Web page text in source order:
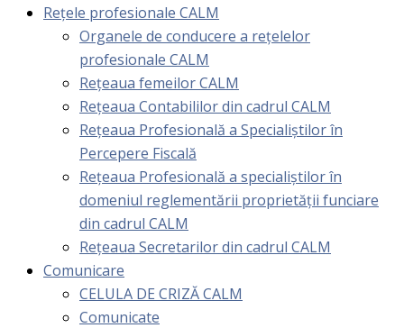
Rețele profesionale CALM
Organele de conducere a rețelelor
profesionale CALM
Rețeaua femeilor CALM
Rețeaua Contabililor din cadrul CALM
Rețeaua Profesională a Specialiștilor în
Percepere Fiscală
Reţeaua Profesională a specialiştilor în
domeniul reglementării proprietăţii funciare
din cadrul CALM
Rețeaua Secretarilor din cadrul CALM
Comunicare
CELULA DE CRIZĂ CALM
Comunicate